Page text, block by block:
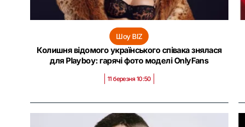
Шоу BIZ
Колишня відомого українського співака знялася
для Playboy: гарячі фото моделі OnlyFans
11 березня 10:50